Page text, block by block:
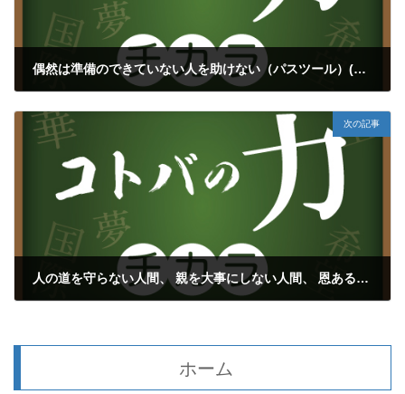
偶然は準備のできていない人を助けない（パスツール）(再掲載シリーズ⑥)
次の記事
人の道を守らない人間、 親を大事にしない人間、 恩ある人に砂をかける人間は・・（致知）
ホーム